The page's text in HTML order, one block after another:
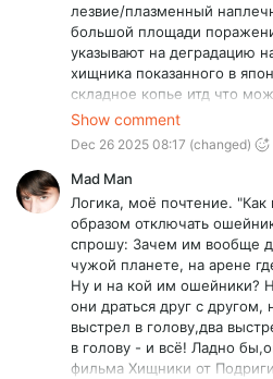
лезвие/плазменный
большой площади
указывают на деградацию
хищника показанного в
складное копье итд что
примитивизм лично мной
традиционное/обрядное
всех канонах (комиксы/
делились на кланы у
оружие так и рамки
на охоту не считаясь
различаться (контраст
скандинавского охотника и
у японского) ну помимо
предпочтений конкретного
существования среди них
плюющих на кодекс
Show comment
Dec 26 2025 08:17 (changed)
Mad Man
Логика, моё почтение. "Как
образом отключать
спрошу: Зачем им вообще
чужой планете, на арене
Ну и на кой им ошейники?
они драться друг с другом,
выстрел в голову,два
в голову - и всё! Ладно
фильма Хищники от